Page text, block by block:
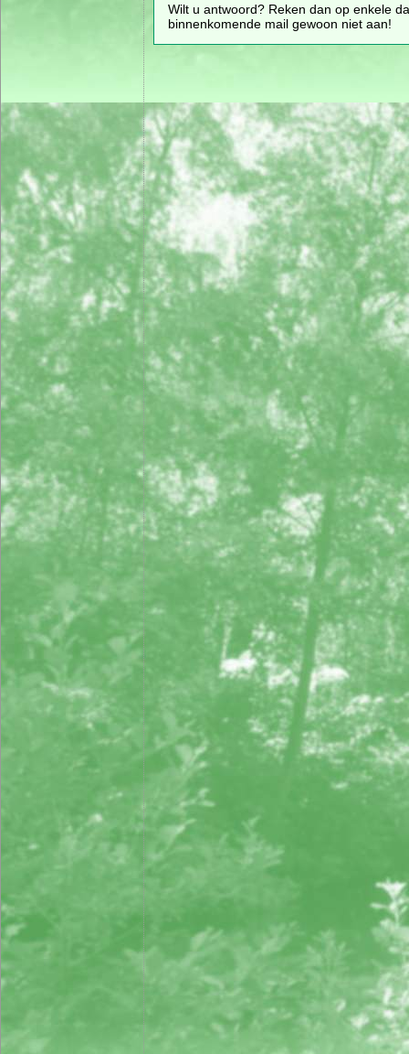
Wilt u antwoord? Reken dan op enkele
binnenkomende mail gewoon niet aan!